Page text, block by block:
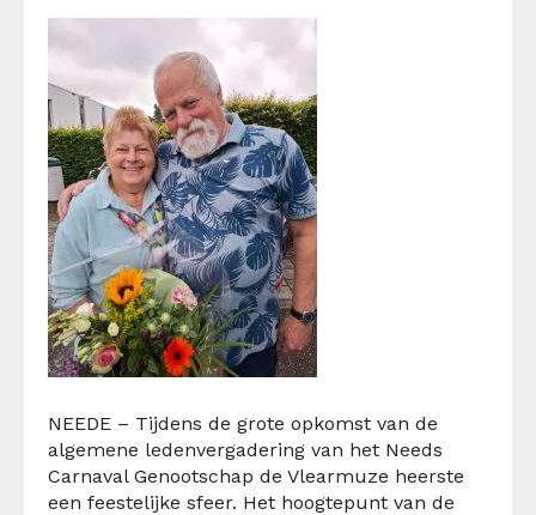
NEEDE – Tijdens de grote opkomst van de
algemene ledenvergadering van het Needs
Carnaval Genootschap de Vlearmuze heerste
een feestelijke sfeer. Het hoogtepunt van de